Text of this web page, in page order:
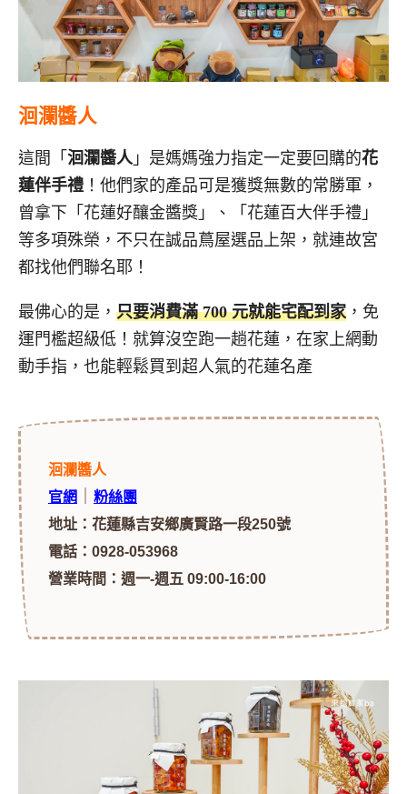
洄瀾醬人
這間「 洄瀾醬人」是媽媽強力指定一定要回購的花
蓮伴手禮 ！他們家的產品可是獲獎無數的常勝軍，
曾拿下「花蓮好釀金醬獎」、「花蓮百大伴手禮」
等多項殊榮，不只在誠品蔦屋選品上架，就連故宮
都找他們聯名耶！
最佛心的是， 只要消費滿 700 元就能宅配到家 ，免
運門檻超級低！就算沒空跑一趟花蓮，在家上網動
動手指，也能輕鬆買到超人氣的花蓮名產
洄瀾醬人
官網
粉絲團
地址：花蓮縣吉安鄉廣賢路一段250號
電話：0928-053968
營業時間：週一-週五 09:00-16:00